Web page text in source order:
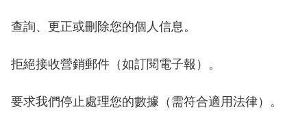
查詢、更正或刪除您的個人信息。
拒絕接收營銷郵件（如訂閱電子報）。
要求我們停止處理您的數據（需符合適用法律）。